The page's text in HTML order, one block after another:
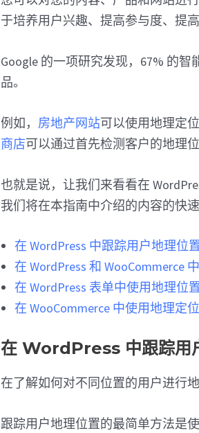
于培养用户兴趣、提高参与度、提
Google 的一项研究发现，67% 的
品。
例如， 房地产网站可以使用地理定
商店可以通过首先检测客户的地理
也就是说，让我们来看看在
我们将在本指南中介绍的内容的快速
在 WordPress 中跟踪用户地理位
在 WordPress 和 WooCommerce
在 WordPress 表单中使用地理位
在 WooCommerce 中使用地理定位
在 WordPress 中跟踪用
在了解如何对不同位置的用户进行
跟踪用户地理位置的最简单方法是